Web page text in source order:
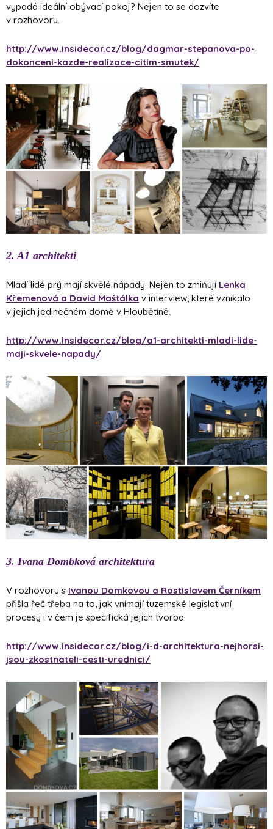
vypadá ideální obývací pokoj? Nejen to se dozvíte
v rozhovoru.
http://www.insidecor.cz/blog/dagmar-stepanova-po-
dokonceni-kazde-realizace-citim-smutek/
2. A1 architekti
Mladí lidé prý mají skvělé nápady. Nejen to zmiňují Lenka
Křemenová a David Maštálka v interview, které vznikalo
v jejich jedinečném domě v Hloubětíně.
http://www.insidecor.cz/blog/a1-architekti-mladi-lide-
maji-skvele-napady/
3. Ivana Dombková architektura
V rozhovoru s Ivanou Domkovou a Rostislavem Černíkem
přišla řeč třeba na to, jak vnímají tuzemské legislativní
procesy i v čem je specifická jejich tvorba.
http://www.insidecor.cz/blog/i-d-architektura-nejhorsi-
jsou-zkostnateli-cesti-urednici/